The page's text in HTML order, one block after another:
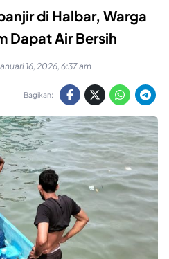
di Halbar, Warga
Dapat Air Bersih
16, 2026, 6:37 am
Bagikan: